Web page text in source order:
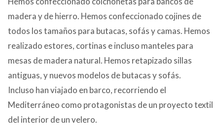
madera y de hierro. Hemos confeccionado cojines de
todos los tamaños para butacas, sofás y camas. Hemos
realizado estores, cortinas e incluso manteles para
mesas de madera natural. Hemos retapizado sillas
antiguas, y nuevos modelos de butacas y sofás.
Incluso han viajado en barco, recorriendo el
Mediterráneo como protagonistas de un proyecto textil
del interior de un velero.